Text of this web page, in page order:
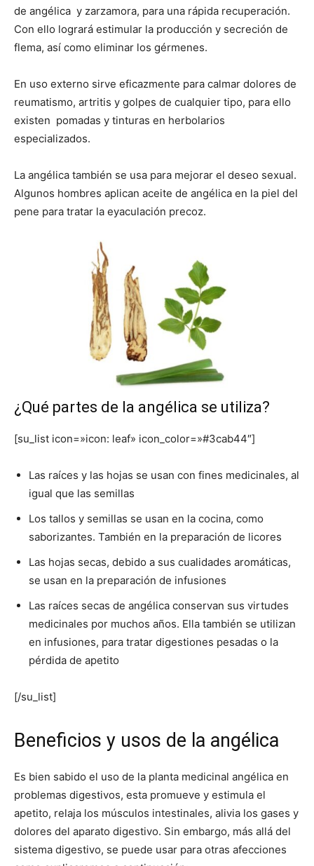
de angélica y zarzamora, para una rápida recuperación.
Con ello logrará estimular la producción y secreción de
flema, así como eliminar los gérmenes.
En uso externo sirve eficazmente para calmar dolores de
reumatismo, artritis y golpes de cualquier tipo, para ello
existen pomadas y tinturas en herbolarios
especializados.
La angélica también se usa para mejorar el deseo sexual.
Algunos hombres aplican aceite de angélica en la piel del
pene para tratar la eyaculación precoz.
¿Qué partes de la angélica se utiliza?
[su_list icon=»icon: leaf» icon_color=»#3cab44″]
Las raíces y las hojas se usan con fines medicinales, al
igual que las semillas
Los tallos y semillas se usan en la cocina, como
saborizantes. También en la preparación de licores
Las hojas secas, debido a sus cualidades aromáticas,
se usan en la preparación de infusiones
Las raíces secas de angélica conservan sus virtudes
medicinales por muchos años. Ella también se utilizan
en infusiones, para tratar digestiones pesadas o la
pérdida de apetito
[/su_list]
Beneficios y usos de la angélica
Es bien sabido el uso de la planta medicinal angélica en
problemas digestivos, esta promueve y estimula el
apetito, relaja los músculos intestinales, alivia los gases y
dolores del aparato digestivo. Sin embargo, más allá del
sistema digestivo, se puede usar para otras afecciones